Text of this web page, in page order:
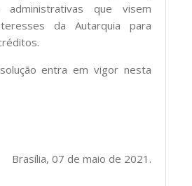
administrativas que visem
da Autarquia para
entra em vigor nesta
Brasília, 07 de maio de 2021.